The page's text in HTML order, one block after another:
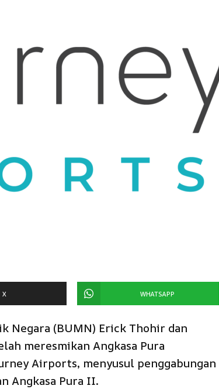
X WHATSAPP
Negara (BUMN) Erick Thohir dan
meresmikan Angkasa Pura
Airports, menyusul penggabungan
Angkasa Pura II.